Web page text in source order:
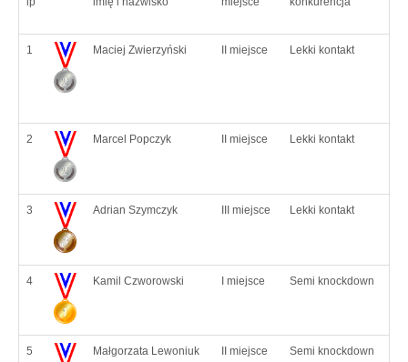
1 Maciej Zwierzyński II miejsce Lekki kontakt
2 Marcel Popczyk II miejsce Lekki kontakt
3 Adrian Szymczyk III miejsce Lekki kontakt
4 Kamil Czworowski I miejsce Semi knockdown
5 Małgorzata Lewoniuk II miejsce Semi knockdown